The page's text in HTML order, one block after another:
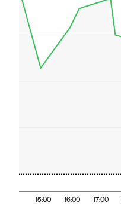
15:00 16:00 17:00